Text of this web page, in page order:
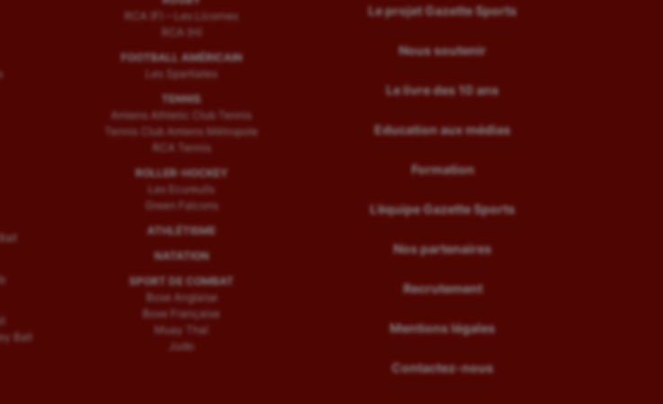
Ball
RCA (F) – Les Licornes
RCA (H)
FOOTBALL AMÉRICAIN
Les Spartiates
TENNIS
Amiens Athletic Club Tennis
Tennis Club Amiens Métropole
RCA Tennis
ROLLER-HOCKEY
Les Ecureuils
Green Falcons
ATHLÉTISME
NATATION
SPORT DE COMBAT
Boxe Anglaise
Boxe Française
Muay Thaï
Judo
Le projet Gazette Sports
Nous soutenir
Le livre des 10 ans
Education aux médias
Formation
L’équipe Gazette Sports
Nos partenaires
Recrutement
Mentions légales
Contactez-nous